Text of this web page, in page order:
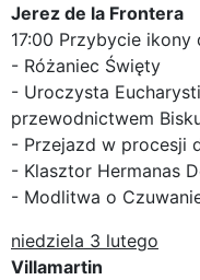
Jerez de la Frontera
17:00 Przybycie ikony
- Różaniec Święty
- Uroczysta
przewodnictwem
- Przejazd w procesji
- Klasztor Hermanas
- Modlitwa o
niedziela 3 lutego
Villamartin